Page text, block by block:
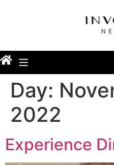
Day:
2022
Experience